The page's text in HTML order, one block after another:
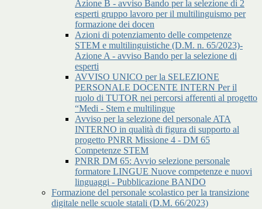
Azione B - avviso Bando per la selezione di 2
esperti gruppo lavoro per il multilinguismo per
formazione dei docen
Azioni di potenziamento delle competenze
STEM e multilinguistiche (D.M. n. 65/2023)-
Azione A - avviso Bando per la selezione di
esperti
AVVISO UNICO per la SELEZIONE
PERSONALE DOCENTE INTERN Per il
ruolo di TUTOR nei percorsi afferenti al progetto
“Medi - Stem e multilingue
Avviso per la selezione del personale ATA
INTERNO in qualità di figura di supporto al
progetto PNRR Missione 4 - DM 65
Competenze STEM
PNRR DM 65: Avvio selezione personale
formatore LINGUE Nuove competenze e nuovi
linguaggi - Pubblicazione BANDO
Formazione del personale scolastico per la transizione
digitale nelle scuole statali (D.M. 66/2023)